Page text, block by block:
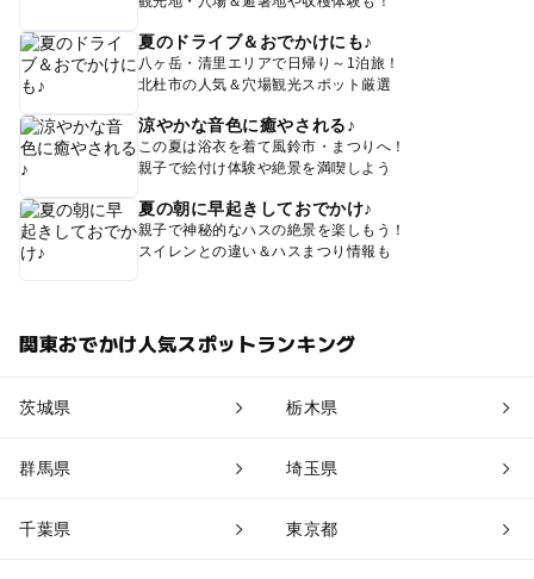
夏のドライブ＆おでかけにも♪
八ヶ岳・清里エリアで日帰り～1泊旅！
北杜市の人気＆穴場観光スポット厳選
涼やかな音色に癒やされる♪
この夏は浴衣を着て風鈴市・まつりへ！
親子で絵付け体験や絶景を満喫しよう
夏の朝に早起きしておでかけ♪
親子で神秘的なハスの絶景を楽しもう！
スイレンとの違い＆ハスまつり情報も
関東おでかけ人気スポットランキング
茨城県 栃木県
群馬県 埼玉県
千葉県 東京都